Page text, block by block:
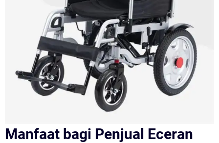
Manfaat bagi Penjual Eceran